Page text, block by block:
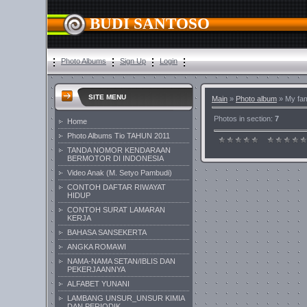
BUDI SANTOSO
Photo Albums Sign Up Login
SITE MENU
Home
Photo Albums Tio TAHUN 2011
TANDA NOMOR KENDARAAN
BERMOTOR DI INDONESIA
Video Anak (M. Setyo Pambudi)
CONTOH DAFTAR RIWAYAT
HIDUP
CONTOH SURAT LAMARAN
KERJA
BAHASA SANSEKERTA
ANGKA ROMAWI
NAMA-NAMA SETAN/IBLIS DAN
PEKERJAANNYA
ALFABET YUNANI
LAMBANG UNSUR_UNSUR KIMIA
Main » Photo album » My
Photos in section: 7